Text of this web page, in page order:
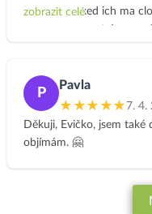
vynikajuce, ked ich ma
vsetko chystat i do prace
to. Suseda mi povedala,
postava. A dobra nalada,
Dokonca mi dobre do
Velmi super robotu
za vas, za neskutocnu
zobrazit celé
P
Pavla
★★★★★ 7. 4.
Děkuji, Evičko, jsem také
objímám. 🤗